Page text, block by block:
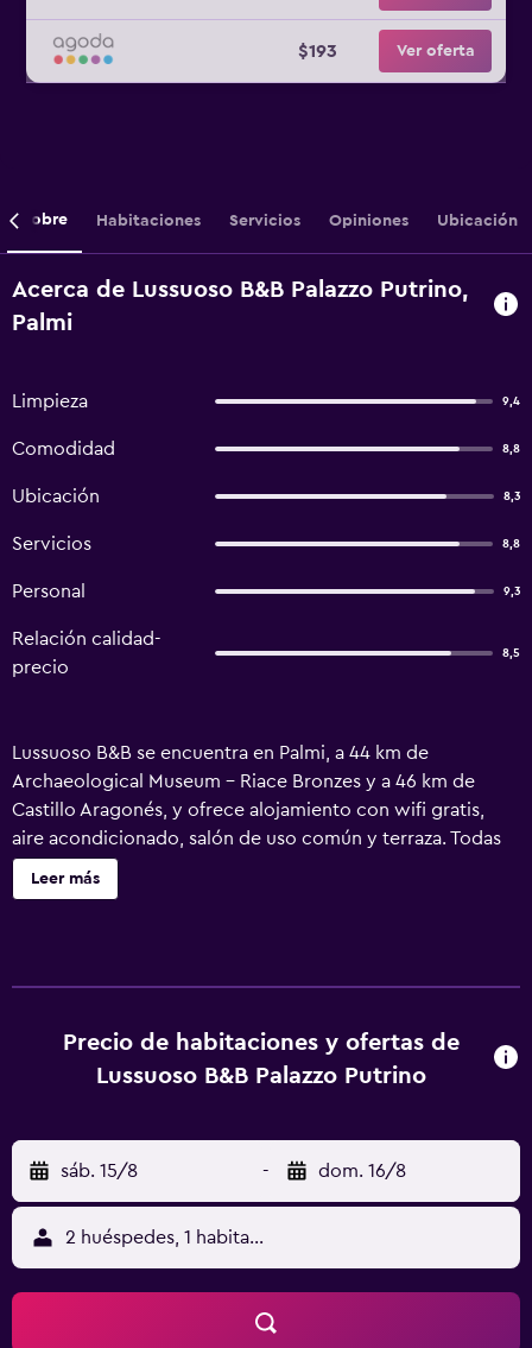
$193 Ver oferta
Sobre Habitaciones Servicios Opiniones Ubicación
Acerca de Lussuoso B&B Palazzo Putrino,
Palmi
Limpieza 9,4
Comodidad 8,8
Ubicación 8,3
Servicios 8,8
Personal 9,3
Relación calidad-
precio
8,5
Lussuoso B&B se encuentra en Palmi, a 44 km de
Archaeological Museum - Riace Bronzes y a 46 km de
Castillo Aragonés, y ofrece alojamiento con wifi gratis,
aire acondicionado, salón de uso común y terraza. Todas
las unidades tienen zona de estar, TV de pantalla plana con
canales vía satélite y baño privado con artículos de aseo
sirve cocina china y cocina italiana. Se puede descubrir la
zona practicando senderismo, pesca y ciclismo en los
aeropuerto (Aeropuerto Tito Minniti de Reggio di
Calabria) está a 49 km, y el alojamiento ofrece servicio de
traslado de pago para ir o volver del aeropuerto.
Leer más
Precio de habitaciones y ofertas de
Lussuoso B&B Palazzo Putrino
sáb. 15/8 - dom. 16/8
2 huéspedes, 1 habitación